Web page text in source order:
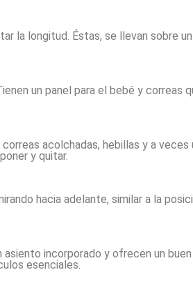
la longitud. Éstas, se llevan sobre un
un panel para el bebé y correas
acolchadas, hebillas y a veces
y quitar.
hacia adelante, similar a la
incorporado y ofrecen un buen
esenciales.